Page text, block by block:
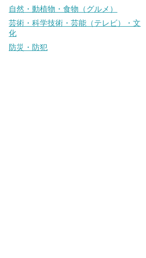
自然・動植物・食物（グルメ）
芸術・科学技術・芸能（テレビ）・文
化
防災・防犯